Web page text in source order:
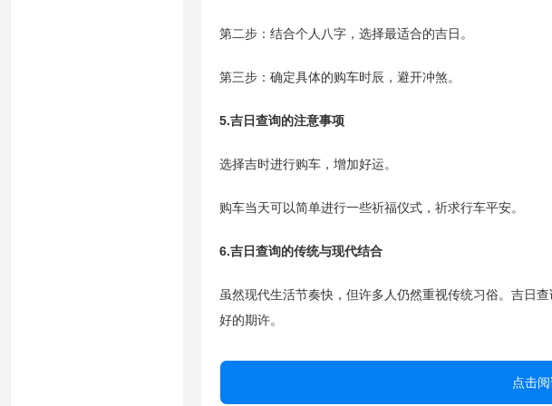
第二步：结合个人八字，选择最适合的吉日。
第三步：确定具体的购车时辰，避开冲煞。
5.吉日查询的注意事项
选择吉时进行购车，增加好运。
购车当天可以简单进行一些祈福仪式，祈求行车平安。
6.吉日查询的传统与现代结合
虽然现代生活节奏快，但许多人仍然重视传统习俗。吉日
好的期许。
点击